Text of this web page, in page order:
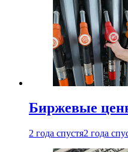
Биржевые
2 года спустя2 года